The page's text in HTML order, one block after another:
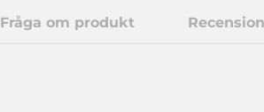
Fråga om produkt